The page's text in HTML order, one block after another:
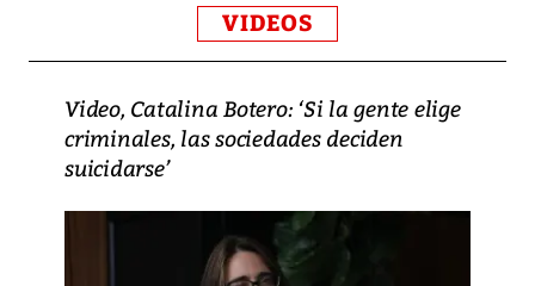
VIDEOS
Video, Catalina Botero: ‘Si la gente elige
criminales, las sociedades deciden
suicidarse’